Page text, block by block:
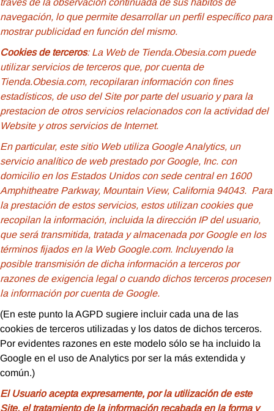
través de la observación continuada de sus hábitos de
navegación, lo que permite desarrollar un perfil específico para
mostrar publicidad en función del mismo.
Cookies de terceros: La Web de Tienda.Obesia.com puede
utilizar servicios de terceros que, por cuenta de
Tienda.Obesia.com, recopilaran información con fines
estadísticos, de uso del Site por parte del usuario y para la
prestacion de otros servicios relacionados con la actividad del
Website y otros servicios de Internet.
En particular, este sitio Web utiliza Google Analytics, un
servicio analítico de web prestado por Google, Inc. con
domicilio en los Estados Unidos con sede central en 1600
Amphitheatre Parkway, Mountain View, California 94043. Para
la prestación de estos servicios, estos utilizan cookies que
recopilan la información, incluida la dirección IP del usuario,
que será transmitida, tratada y almacenada por Google en los
términos fijados en la Web Google.com. Incluyendo la
posible transmisión de dicha información a terceros por
razones de exigencia legal o cuando dichos terceros procesen
la información por cuenta de Google.
(En este punto la AGPD sugiere incluir cada una de las
cookies de terceros utilizadas y los datos de dichos terceros.
Por evidentes razones en este modelo sólo se ha incluido la
Google en el uso de Analytics por ser la más extendida y
común.)
El Usuario acepta expresamente, por la utilización de este
Site, el tratamiento de la información recabada en la forma y